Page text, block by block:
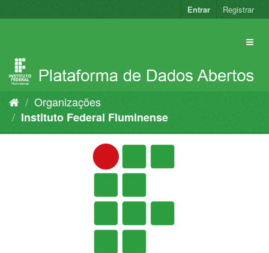
para
Entrar Registrar
Organizações
Instituto Federal Fluminense